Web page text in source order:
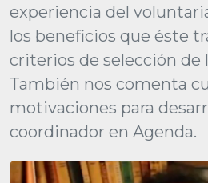
experiencia del
los beneficios que éste
criterios de selección de
También nos comenta
motivaciones para
coordinador en Agenda.